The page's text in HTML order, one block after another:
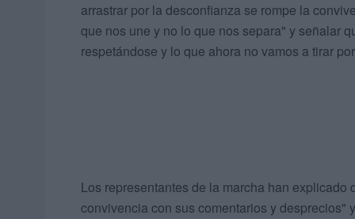
arrastrar por la desconfianza se rompe la
que nos une y no lo que nos separa" y señalar
respetándose y lo que ahora no vamos a tirar
Los representantes de la marcha han
convivencia con sus comentarios y desprecios"